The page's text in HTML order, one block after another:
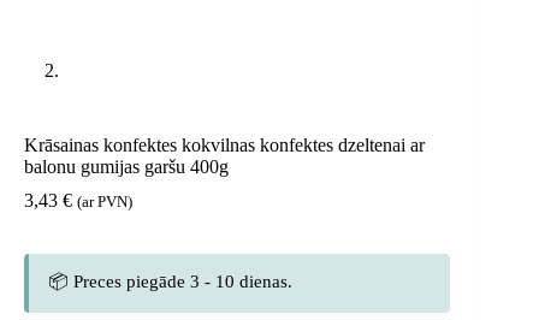
Krāsainas konfektes kokvilnas konfektes dzeltenai ar
balonu gumijas garšu 400g
3,43 € (ar PVN)
📦 Preces piegāde 3 - 10 dienas.